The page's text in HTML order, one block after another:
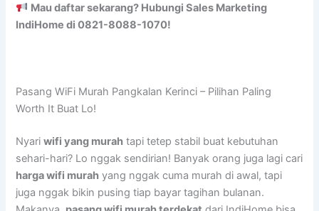
Mau daftar sekarang? Hubungi Sales Marketing
IndiHome di 0821-8088-1070!
Pasang WiFi Murah Pangkalan Kerinci – Pilihan Paling
Worth It Buat Lo!
Nyariwifi yang murah tapi tetep stabil buat kebutuhan
sehari-hari? Lo nggak sendirian! Banyak orang juga lagi cari
harga wifi murah yang nggak cuma murah di awal, tapi
juga nggak bikin pusing tiap bayar tagihan bulanan.